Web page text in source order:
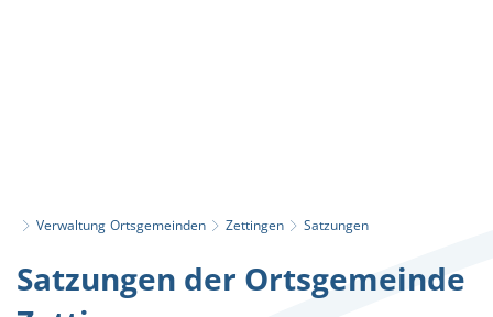
Verwaltung Ortsgemeinden Zettingen Satzungen
Satzungen
Satzungen der Ortsgemeinde